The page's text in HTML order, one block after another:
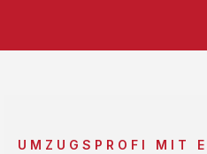
UMZUGSPROFI MIT